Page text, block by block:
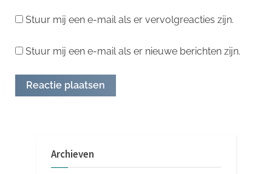
Stuur mij een e-mail als er vervolgreacties zijn.
Stuur mij een e-mail als er nieuwe berichten zijn.
Archieven